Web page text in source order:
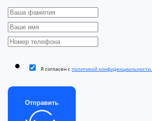
Я согласен с политикой конфиденциальности.
Отправить